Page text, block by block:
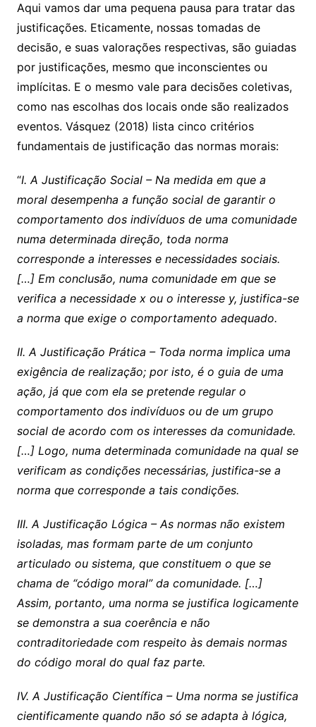
Aqui vamos dar uma pequena pausa para tratar das
justificações. Eticamente, nossas tomadas de
decisão, e suas valorações respectivas, são guiadas
por justificações, mesmo que inconscientes ou
implícitas. E o mesmo vale para decisões coletivas,
como nas escolhas dos locais onde são realizados
eventos. Vásquez (2018) lista cinco critérios
fundamentais de justificação das normas morais:
“I. A Justificação Social – Na medida em que a
moral desempenha a função social de garantir o
comportamento dos indivíduos de uma comunidade
numa determinada direção, toda norma
corresponde a interesses e necessidades sociais.
[…] Em conclusão, numa comunidade em que se
verifica a necessidade x ou o interesse y, justifica-se
a norma que exige o comportamento adequado.
II. A Justificação Prática – Toda norma implica uma
exigência de realização; por isto, é o guia de uma
ação, já que com ela se pretende regular o
comportamento dos indivíduos ou de um grupo
social de acordo com os interesses da comunidade.
[…] Logo, numa determinada comunidade na qual se
verificam as condições necessárias, justifica-se a
norma que corresponde a tais condições.
III. A Justificação Lógica – As normas não existem
isoladas, mas formam parte de um conjunto
articulado ou sistema, que constituem o que se
chama de “código moral” da comunidade. […]
Assim, portanto, uma norma se justifica logicamente
se demonstra a sua coerência e não
contraditoriedade com respeito às demais normas
do código moral do qual faz parte.
IV. A Justificação Científica – Uma norma se justifica
cientificamente quando não só se adapta à lógica,